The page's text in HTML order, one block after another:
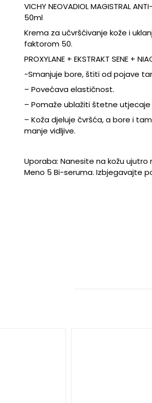
VICHY NEOVADIOL MAGISTRAL
50ml
Krema za učvršćivanje kože i
faktorom 50.
PROXYLANE + EKSTRAKT SENE +
-Smanjuje bore, štiti od pojave
– Povećava elastičnost.
– Pomaže ublažiti štetne
– Koža djeluje čvršća, a bore i
manje vidljive.
Uporaba: Nanesite na kožu ujutro
Meno 5 Bi-seruma. Izbjegavajte